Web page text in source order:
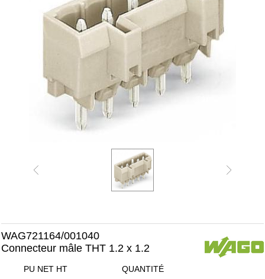
WAG721164/001040
Connecteur mâle THT 1.2 x 1.2
PU NET HT QUANTITÉ